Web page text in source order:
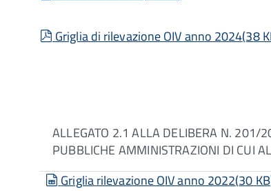
pdf
Griglia di rilevazione OIV anno 2024(38
ALLEGATO 2.1 ALLA DELIBERA N.
PUBBLICHE AMMINISTRAZIONI DI CUI
spreadsheet
Griglia rilevazione OIV anno 2022(30 KB